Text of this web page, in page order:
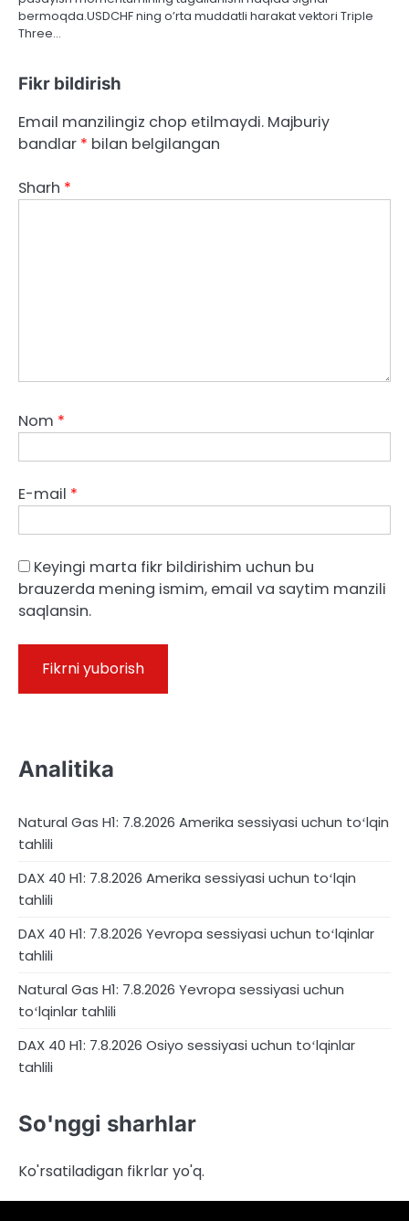
bermoqda.USDCHF ning o’rta muddatli harakat vektori Triple
Three…
Fikr bildirish
Email manzilingiz chop etilmaydi. Majburiy
bandlar * bilan belgilangan
Sharh *
Nom *
E-mail *
Keyingi marta fikr bildirishim uchun bu
brauzerda mening ismim, email va saytim manzili
saqlansin.
Analitika
Natural Gas H1: 7.8.2026 Amerika sessiyasi uchun toʻlqin
tahlili
DAX 40 H1: 7.8.2026 Amerika sessiyasi uchun toʻlqin
tahlili
DAX 40 H1: 7.8.2026 Yevropa sessiyasi uchun toʻlqinlar
tahlili
Natural Gas H1: 7.8.2026 Yevropa sessiyasi uchun
toʻlqinlar tahlili
DAX 40 H1: 7.8.2026 Osiyo sessiyasi uchun toʻlqinlar
tahlili
So'nggi sharhlar
Ko'rsatiladigan fikrlar yo'q.